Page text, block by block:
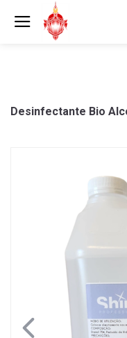
Desinfectante Bio